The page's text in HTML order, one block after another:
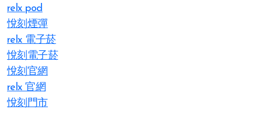
relx pod
悅刻煙彈
relx 電子菸
悅刻電子菸
悅刻官網
relx 官網
悅刻門市